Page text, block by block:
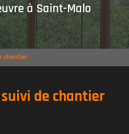
à Saint-Malo
chantier
de chantier